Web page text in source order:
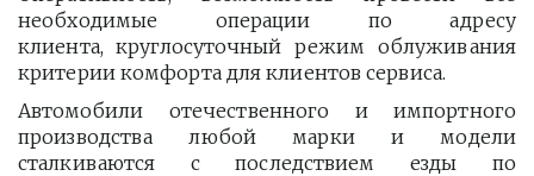
необходимые операции по адресу
клиента, круглосуточный режим облуживания
критерии комфорта для клиентов сервиса.
Автомобили отечественного и импортного
производства любой марки и модели
сталкиваются с последствием езды по